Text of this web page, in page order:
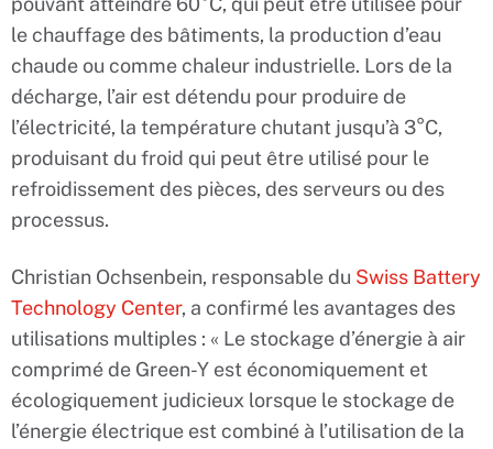
le chauffage des bâtiments, la production d’eau
chaude ou comme chaleur industrielle. Lors de la
décharge, l’air est détendu pour produire de
l’électricité, la température chutant jusqu’à 3°C,
produisant du froid qui peut être utilisé pour le
refroidissement des pièces, des serveurs ou des
processus.
Christian Ochsenbein, responsable du Swiss Battery
Technology Center, a confirmé les avantages des
utilisations multiples : « Le stockage d’énergie à air
comprimé de Green-Y est économiquement et
écologiquement judicieux lorsque le stockage de
l’énergie électrique est combiné à l’utilisation de la